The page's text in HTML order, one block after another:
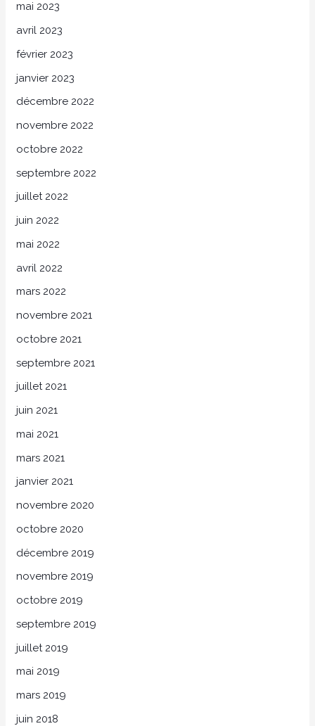
mai 2023
avril 2023
février 2023
janvier 2023
décembre 2022
novembre 2022
octobre 2022
septembre 2022
juillet 2022
juin 2022
mai 2022
avril 2022
mars 2022
novembre 2021
octobre 2021
septembre 2021
juillet 2021
juin 2021
mai 2021
mars 2021
janvier 2021
novembre 2020
octobre 2020
décembre 2019
novembre 2019
octobre 2019
septembre 2019
juillet 2019
mai 2019
mars 2019
juin 2018